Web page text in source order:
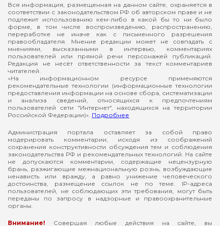
Вся информация, размещенная на данном сайте, охраняется в
соответствии с законодательством РФ об авторском праве и не
подлежит использованию кем-либо в какой бы то ни было
форме, в том числе воспроизведению, распространению,
переработке не иначе как с письменного разрешения
правообладателя. Мнение редакции может не совпадать с
мнениями, высказанными в интервью, комментариях
пользователей или прямой речи персонажей публикаций.
Редакция не несёт ответственности за текст комментариев
читателей.
«На информационном ресурсе применяются
рекомендательные технологии (информационные технологии
предоставления информации на основе сбора, систематизации
и анализа сведений, относящихся к предпочтениям
пользователей сети "Интернет", находящихся на территории
Российской Федерации)». Подробнее
Администрация портала оставляет за собой право
модерировать комментарии, исходя из соображений
сохранения конструктивности обсуждения тем и соблюдения
законодательства РФ и рекомендательных технологий. На сайте
не допускаются комментарии, содержащие нецензурную
брань, разжигающие межнациональную рознь, возбуждающие
ненависть или вражду, а равно унижение человеческого
достоинства, размещение ссылок не по теме. IP-адреса
пользователей, не соблюдающих эти требования, могут быть
переданы по запросу в надзорные и правоохранительные
органы.
Внимание! Совершая любые действия на сайте, вы